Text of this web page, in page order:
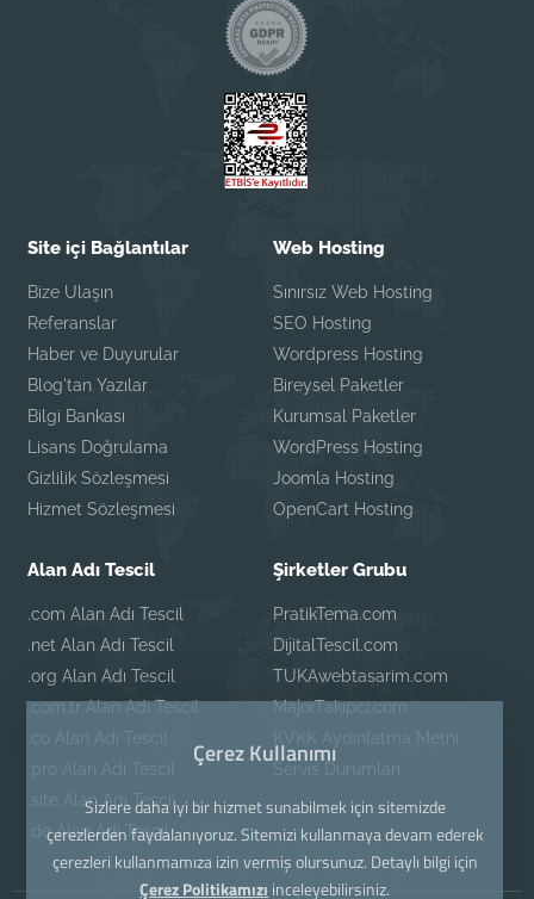
Site içi Bağlantılar
Bize Ulaşın
Referanslar
Haber ve Duyurular
Blog'tan Yazılar
Bilgi Bankası
Lisans Doğrulama
Gizlilik Sözleşmesi
Hizmet Sözleşmesi
Web Hosting
Sınırsız Web Hosting
SEO Hosting
Wordpress Hosting
Bireysel Paketler
Kurumsal Paketler
WordPress Hosting
Joomla Hosting
OpenCart Hosting
Alan Adı Tescil
.com Alan Adı Tescil
.net Alan Adı Tescil
.org Alan Adı Tescil
.com.tr Alan Adı Tescil
.co Alan Adı Tescil
.pro Alan Adı Tescil
.site Alan Adı Tescil
.de Alan Adı Tescil
Şirketler Grubu
PratikTema.com
DijitalTescil.com
TUKAwebtasarim.com
MajorTakipci.com
KVKK Aydınlatma Metni
Servis Durumları
Çerez Kullanımı
Sizlere daha iyi bir hizmet sunabilmek için sitemizde
çerezlerden faydalanıyoruz. Sitemizi kullanmaya devam ederek
çerezleri kullanmamıza izin vermiş olursunuz. Detaylı bilgi için
Çerez Politikamızı inceleyebilirsiniz.